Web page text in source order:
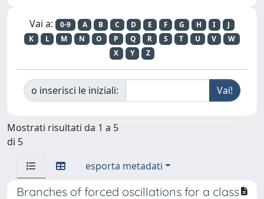
Vai a: 0-9 A B C D E F G H I
J
K
L M N O P Q R S T U V
W
X
Y Z
o inserisci le iniziali:
Mostrati risultati da 1 a 5
di 5
esporta metadati
Branches of forced oscillations for a class